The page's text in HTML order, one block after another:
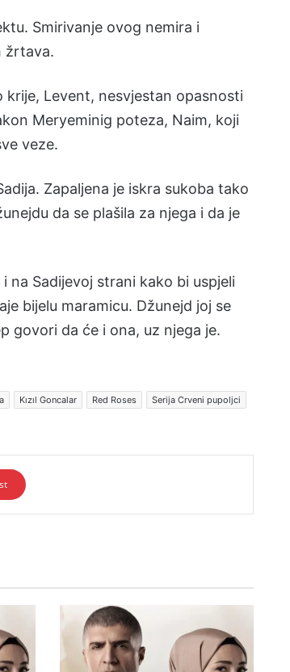
Smirivanje ovog nemira i
žrtava.
krije, Levent, nesvjestan opasnosti
Meryeminig poteza, Naim, koji
veze.
Zapaljena je iskra sukoba tako
da se plašila za njega i da je
na Sadijevoj strani kako bi uspjeli
bijelu maramicu. Džunejd joj se
govori da će i ona, uz njega je.
Kızıl Goncalar Red Roses
Serija Crveni pupoljci